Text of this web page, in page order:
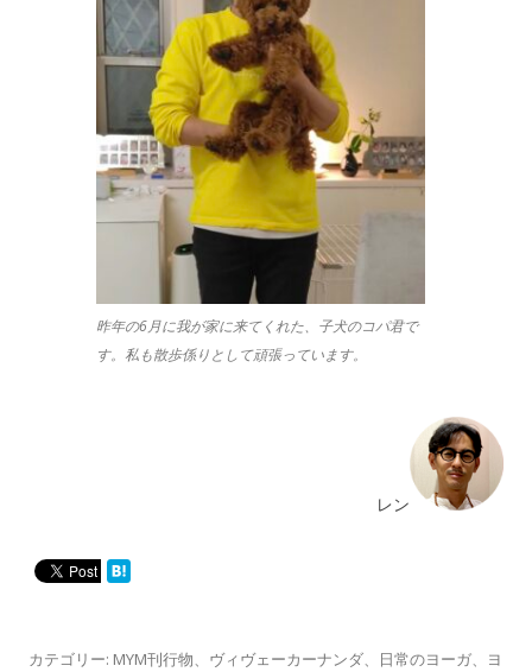
昨年の6月に我が家に来てくれた、子犬のコパ君で
す。私も散歩係りとして頑張っています。
レン
カテゴリー: MYM刊行物、 ヴィヴェーカーナンダ、 日常のヨーガ、
ヨ